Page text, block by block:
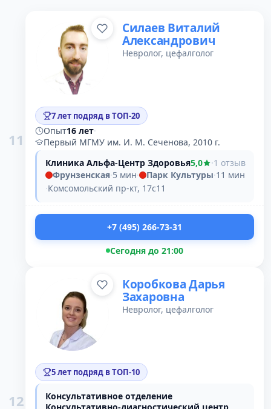
11
Силаев Виталий
Александрович
Невролог, цефалголог
7 лет подряд в ТОП-20
Опыт16 лет·
Первый МГМУ им. И. М. Сеченова, 2010 г.
Клиника Альфа-Центр Здоровья5,0 ·1 отзыв
Фрунзенская·5 мин· Парк Культуры·11 мин
·Комсомольский пр-кт, 17с11
+7 (495) 266-73-31
Сегодня до 21:00
12
Коробкова Дарья
Захаровна
Невролог, цефалголог
5 лет подряд в ТОП-10
Консультативное отделение